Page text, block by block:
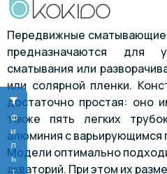
Фильтр
Передвижные сматывающие
предназначаются для
сматывания или
или солярной пленки.
достаточно простая: оно
также пять легких
алюминия с варьирующимся
Модели оптимально
акваторий. При этом их